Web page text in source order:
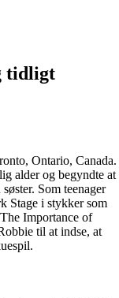
tidligt
Ontario, Canada.
alder og begyndte at
Som teenager
Stage i stykker som
Importance of
til at indse, at